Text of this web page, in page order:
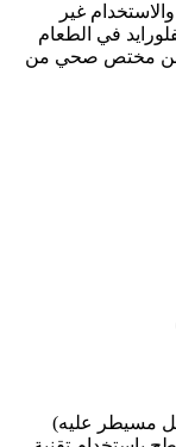
غير
في الطعام
من مختص صحي من
مسيطر عليه)